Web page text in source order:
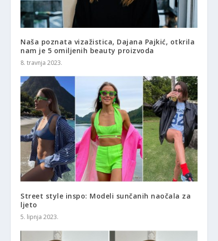
Naša poznata vizažistica, Dajana Pajkić, otkrila
nam je 5 omiljenih beauty proizvoda
8. travnja 2023.
Street style inspo: Modeli sunčanih naočala za
ljeto
5. lipnja 2023.